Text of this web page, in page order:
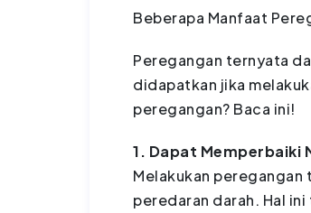
Beberapa Manfaat
Peregangan ternyata
didapatkan jika
peregangan? Baca ini!
1. Dapat Memperbaiki
Melakukan peregangan
peredaran darah. Hal